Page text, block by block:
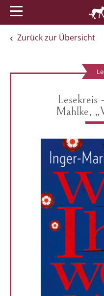
Zurück zur Übersicht
Lesekreis
Mahlke,